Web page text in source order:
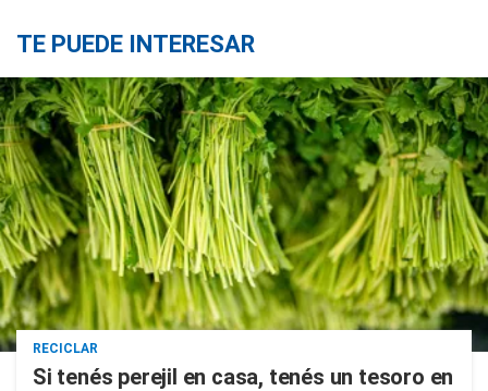
TE PUEDE INTERESAR
RECICLAR
Si tenés perejil en casa, tenés un tesoro en